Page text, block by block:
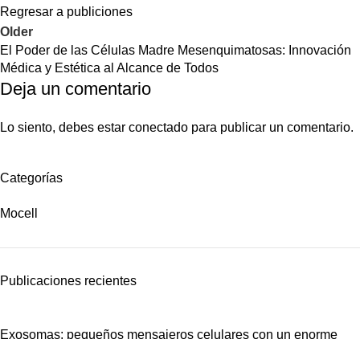
Regresar a publiciones
Older
El Poder de las Células Madre Mesenquimatosas: Innovación
Médica y Estética al Alcance de Todos
Deja un comentario
Lo siento, debes estar conectado para publicar un comentario.
Categorías
Mocell
Publicaciones recientes
Exosomas: pequeños mensajeros celulares con un enorme